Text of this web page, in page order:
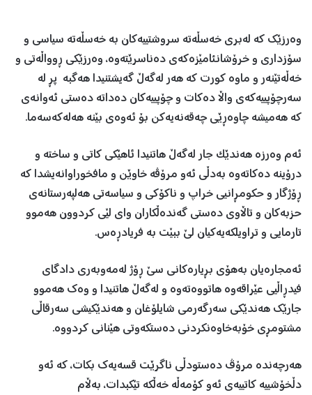
وه‌رزێك كه‌ له‌بری خه‌سڵه‌ته‌ سروشتییه‌كان به‌ خه‌سڵه‌ته‌ سیاسی و
سۆزداری و خرۆشانئامێزه‌كه‌ی ده‌ناسرێته‌وه‌، وه‌رزێكی ڕوواڵه‌تی و
خه‌ڵه‌تێنه‌ر و ماوه‌ كورت كه‌ هه‌ر له‌گه‌ڵ گه‌یشتنیدا هه‌گبه‌ پڕ له‌
سه‌رچۆپییه‌كه‌ی واڵا ده‌كات و چۆپییه‌كان ده‌داته‌‌ ده‌ستی ئه‌وانه‌ی
كه‌ هه‌میشه‌ چاوه‌ڕێی چه‌قه‌نه‌یه‌كن بۆ ئه‌وه‌ی بێنه‌ هه‌له‌كه‌سه‌ما.
ئه‌م وه‌رزه‌ هه‌ندێک جار له‌گه‌ڵ هاتنیدا ئاهێكی كاتی و ساخته ‌و
درۆینه‌ ده‌كاته‌وه‌ به‌دڵی ئه‌و مرۆڤه‌ خاوێن و مافخوراوانه‌یشدا كه‌
ڕۆژگار و حكومڕانیی خراپ و ناكۆكی و سیاسه‌تی هه‌لپه‌رستانه‌ی
حزبه‌كان و تاڵاوی ده‌ستی گه‌نده‌ڵكاران وای لێی كردوون هه‌موو
تارمایی و تراویلكه‌یه‌كیان لێ ببێت به‌ فریادڕه‌س.
ئه‌مجاره‌یان به‌هۆی بڕیاره‌كانی سێ ڕۆژ له‌مه‌وبه‌ری دادگای
فیدڕاڵیی عێراقه‌وه‌ هاتووه‌ته‌وه ‌و له‌گه‌ڵ هاتنیدا و وه‌ك هه‌موو
جارێك هه‌ندێكی سه‌رگه‌رمی شایلۆغان و هه‌ندێكیشی سه‌رقاڵی
مشتومڕی خۆبه‌خاوه‌نكردنی ده‌ستكه‌وتی هێنانی كردووه‌.
هه‌رچه‌نده‌ مرۆڤ ده‌ستودڵی ناگرێت قسه‌یه‌ك بكات، کە ئه‌و
دڵخۆشییه‌ كاتییه‌ی ئه‌و كۆمه‌ڵه‌ خه‌ڵكه‌ تێكبدات، به‌ڵام